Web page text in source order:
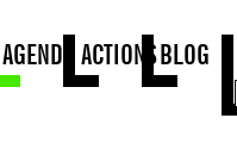
AGENDA ACTIONSBLOG